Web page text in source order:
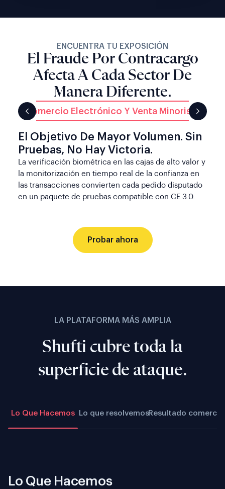
ENCUENTRA TU EXPOSICIÓN
El Fraude Por Contracargo
Afecta A Cada Sector De
Manera Diferente.
Comercio Electrónico Y Venta Minorista
El Objetivo De Mayor Volumen. Sin
Pruebas, No Hay Victoria.
La verificación biométrica en las cajas de alto valor y
la monitorización en tiempo real de la confianza en
las transacciones convierten cada pedido disputado
en un paquete de pruebas compatible con CE 3.0.
Probar ahora
LA PLATAFORMA MÁS AMPLIA
Shufti cubre toda la
superficie de ataque.
Lo Que Hacemos Lo que resolvemosResultado
Lo Que Hacemos